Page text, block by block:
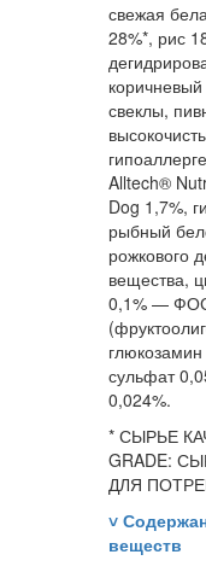
свежая
28%*, рис
свеклы,
Alltech®
Dog 1,7%,
рыбный
рожкового
вещества,
0,1% —
сульфат
0,024%.
* СЫРЬЕ
GRADE:
ДЛЯ
˅
веществ